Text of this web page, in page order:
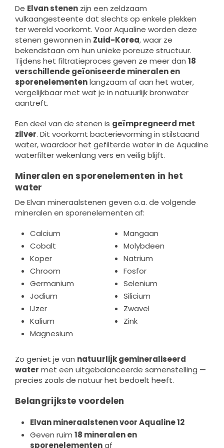
De Elvan stenen zijn een zeldzaam
vulkaangesteente dat slechts op enkele plekken
ter wereld voorkomt. Voor Aqualine worden deze
stenen gewonnen in Zuid-Korea, waar ze
bekendstaan om hun unieke poreuze structuur.
Tijdens het filtratieproces geven ze meer dan 18
verschillende geïoniseerde mineralen en
sporenelementenlangzaam af aan het water,
vergelijkbaar met wat je in natuurlijk bronwater
aantreft.
Een deel van de stenen is geïmpregneerd met
zilver. Dit voorkomt bacterievorming in stilstaand
water, waardoor het gefilterde water in de Aqualine
waterfilter wekenlang vers en veilig blijft.
Mineralen en sporenelementen in het
water
De Elvan mineraalstenen geven o.a. de volgende
mineralen en sporenelementen af:
Calcium
Cobalt
Koper
Chroom
Germanium
Jodium
IJzer
Kalium
Magnesium
Mangaan
Molybdeen
Natrium
Fosfor
Selenium
Silicium
Zwavel
Zink
Zo geniet je van natuurlijk gemineraliseerd
water met een uitgebalanceerde samenstelling —
precies zoals de natuur het bedoelt heeft.
Belangrijkste voordelen
Elvan mineraalstenen voor Aqualine 12
Geven ruim 18 mineralen en
sporenelementenaf